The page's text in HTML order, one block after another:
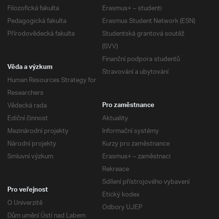
Filozofická fakulta
Pedagogická fakulta
Přírodovědecká fakulta
Erasmus+ – studenti
Erasmus Student Network (ESN)
Studentská grantová soutěž
(SVV)
Finanční podpora studentů
Stravování a ubytování
Věda a výzkum
Human Resources Strategy for
Researchers
Vědecká rada
Ediční činnost
Mezinárodní projekty
Národní projekty
Smluvní výzkum
Pro zaměstnance
Aktuality
Informační systémy
Kurzy pro zaměstnance
Erasmus+ – zaměstnaci
Rekreace
Sdílení přístrojového vybavení
Etický kodex
Odbory UJEP
Pro veřejnost
O Univerzitě
Dům umění Ústí nad Labem